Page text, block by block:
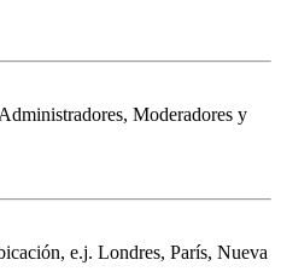
Moderadores y
e.j. Londres, París, Nueva